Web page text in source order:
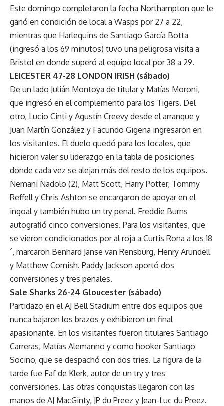
Este domingo completaron la fecha Northampton que le
ganó en condición de local a Wasps por 27 a 22,
mientras que Harlequins de Santiago García Botta
(ingresó a los 69 minutos) tuvo una peligrosa visita a
Bristol en donde superó al equipo local por 38 a 29.
LEICESTER 47-28 LONDON IRISH (sábado)
De un lado Julián Montoya de titular y Matías Moroni,
que ingresó en el complemento para los Tigers. Del
otro, Lucio Cinti y Agustín Creevy desde el arranque y
Juan Martín González y Facundo Gigena ingresaron en
los visitantes. El duelo quedó para los locales, que
hicieron valer su liderazgo en la tabla de posiciones
donde cada vez se alejan más del resto de los equipos.
Nemani Nadolo (2), Matt Scott, Harry Potter, Tommy
Reffell y Chris Ashton se encargaron de apoyar en el
ingoal y también hubo un try penal. Freddie Burns
autografió cinco conversiones. Para los visitantes, que
se vieron condicionados por al roja a Curtis Rona a los 18
´, marcaron Benhard Janse van Rensburg, Henry Arundell
y Matthew Cornish. Paddy Jackson aportó dos
conversiones y tres penales.
Sale Sharks 26-24 Gloucester (sábado)
Partidazo en el AJ Bell Stadium entre dos equipos que
nunca bajaron los brazos y exhibieron un final
apasionante. En los visitantes fueron titulares Santiago
Carreras, Matías Alemanno y como hooker Santiago
Socino, que se despachó con dos tries. La figura de la
tarde fue Faf de Klerk, autor de un try y tres
conversiones. Las otras conquistas llegaron con las
manos de AJ MacGinty, JP du Preez y Jean-Luc du Preez.